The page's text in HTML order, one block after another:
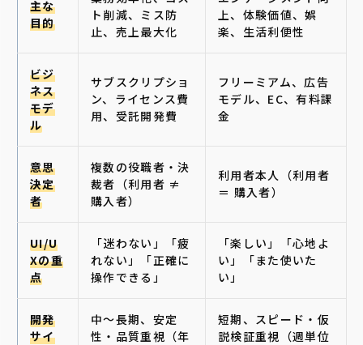
主な
目的
ト削減、ミス防
止、売上最大化
上、体験価値、娯
楽、生活利便性
ビジ
ネス
モデ
ル
サブスクリプショ
ン、ライセンス費
用、受託開発費
フリーミアム、広告
モデル、EC、有料課
金
意思
決定
者
複数の役職者・決
裁者（利用者 ≠
購入者）
利用者本人（利用者
＝ 購入者）
UI/U
Xの重
点
「迷わない」「疲
れない」「正確に
操作できる」
「楽しい」「心地よ
い」「また使いた
い」
開発
サイ
中〜長期、安定
性・品質重視（年
短期、スピード・仮
説検証重視（週単位